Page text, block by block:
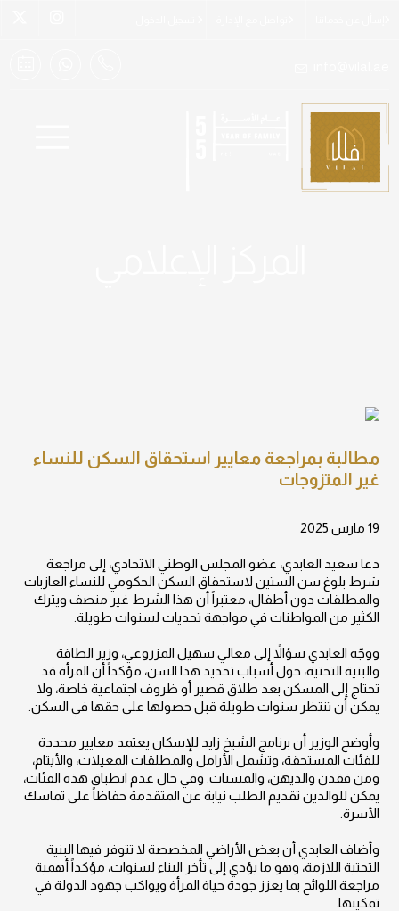
مطالبة بمراجعة معايير استحقاق السكن للنساء
غير المتزوجات
19 مارس 2025
دعا سعيد العابدي، عضو المجلس الوطني الاتحادي، إلى مراجعة
شرط بلوغ سن الستين لاستحقاق السكن الحكومي للنساء العازبات
والمطلقات دون أطفال، معتبراً أن هذا الشرط غير منصف ويترك
الكثير من المواطنات في مواجهة تحديات لسنوات طويلة.
ووجّه العابدي سؤالاً إلى معالي سهيل المزروعي، وزير الطاقة
والبنية التحتية، حول أسباب تحديد هذا السن، مؤكداً أن المرأة قد
تحتاج إلى المسكن بعد طلاق قصير أو ظروف اجتماعية خاصة، ولا
يمكن أن تنتظر سنوات طويلة قبل حصولها على حقها في السكن.
وأوضح الوزير أن برنامج الشيخ زايد للإسكان يعتمد معايير محددة
للفئات المستحقة، وتشمل الأرامل والمطلقات المعيلات، والأيتام،
ومن فقدن والديهن، والمسنات. وفي حال عدم انطباق هذه الفئات،
يمكن للوالدين تقديم الطلب نيابة عن المتقدمة حفاظاً على تماسك
الأسرة.
وأضاف العابدي أن بعض الأراضي المخصصة لا تتوفر فيها البنية
التحتية اللازمة، وهو ما يؤدي إلى تأخر البناء لسنوات، مؤكداً أهمية
مراجعة اللوائح بما يعزز جودة حياة المرأة ويواكب جهود الدولة في
تمكينها.